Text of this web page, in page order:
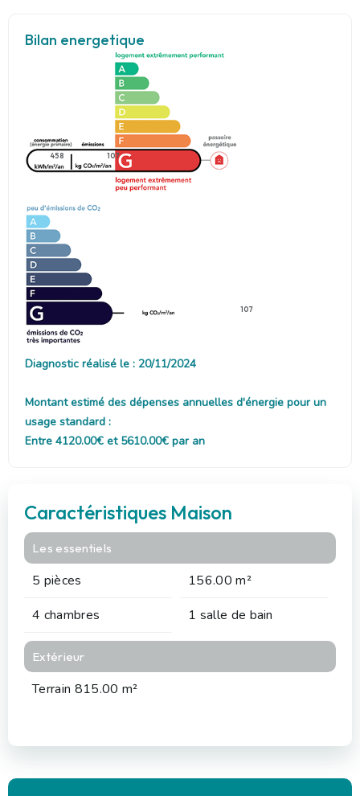
Bilan energetique
458 107
107
Diagnostic réalisé le : 20/11/2024
Montant estimé des dépenses annuelles d'énergie pour un
usage standard :
Entre 4120.00€ et 5610.00€ par an
Caractéristiques Maison
Les essentiels
5 pièces
156.00 m²
4 chambres
1 salle de bain
Extérieur
Terrain 815.00 m²